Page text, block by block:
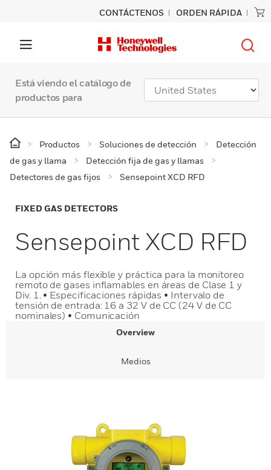
CONTÁCTENOS ORDEN RÁPIDA
Está viendo el catálogo de
productos para
Productos Soluciones de detección
Detección
de gas y llama
Detección fija de gas y llamas
Detectores de gas fijos
Sensepoint XCD RFD
FIXED GAS DETECTORS
Sensepoint XCD RFD
La opción más flexible y práctica para la monitoreo
remoto de gases inflamables en áreas de Clase 1 y
Div. 1. • Especificaciones rápidas • Intervalo de
tensión de entrada: 16 a 32 V de CC (24 V de CC
nominales) • Comunicación
Overview
Medios